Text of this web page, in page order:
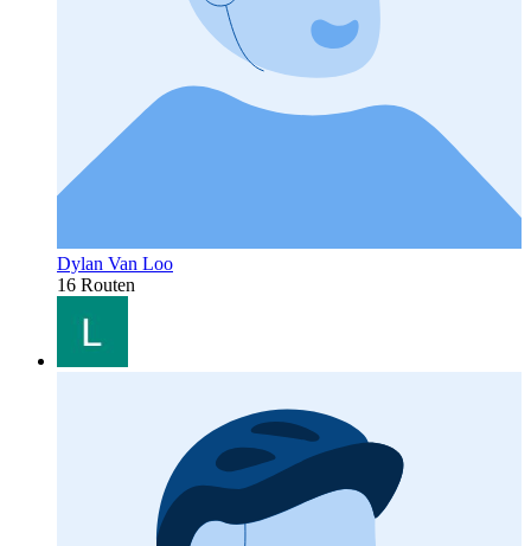
Dylan Van Loo
16 Routen